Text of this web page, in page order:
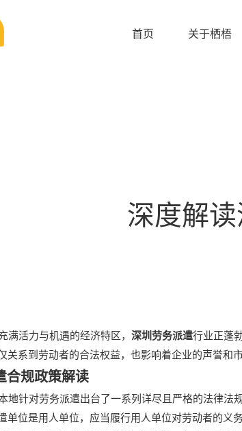
首页 关于栖梧
深度解
活力与机遇的经济特区， 深圳 劳务派遣行业正蓬
关系到劳动者的合法权益，也影响着企业的声誉和市
合规政策解读
地针对劳务派遣出台了一系列详尽且严格的法律法
单位是用人单位，应当履行用人单位对劳动者的义